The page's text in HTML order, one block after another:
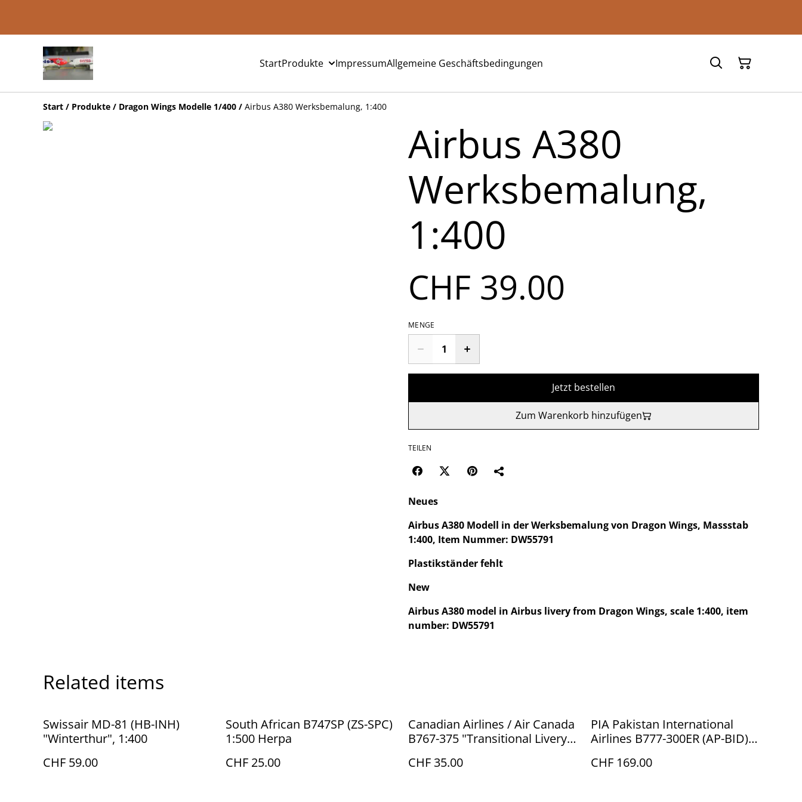
StartProdukte ImpressumAllgemeine Geschäftsbedingungen
Start / Produkte / Dragon Wings Modelle 1/400 / Airbus A380 Werksbemalung, 1:400
Airbus A380
Werksbemalung,
1:400
CHF 39.00
MENGE
Jetzt bestellen
Zum Warenkorb hinzufügen
TEILEN
Neues
Airbus A380 Modell in der Werksbemalung von Dragon Wings, Massstab
1:400, Item Nummer: DW55791
Plastikständer fehlt
New
Airbus A380 model in Airbus livery from Dragon Wings, scale 1:400, item
number: DW55791
Related items
Swissair MD-81 (HB-INH)
"Winterthur", 1:400
CHF 59.00
South African B747SP (ZS-SPC)
1:500 Herpa
CHF 25.00
Canadian Airlines / Air Canada
B767-375 "Transitional Livery"
CHF 35.00
PIA Pakistan International
Airlines B777-300ER (AP-BID),
CHF 169.00